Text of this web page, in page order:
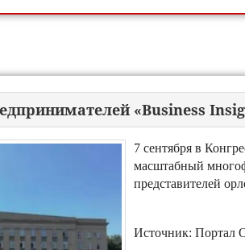
«Business
7 сентября в
масштабный
представителей
Источник: Портал